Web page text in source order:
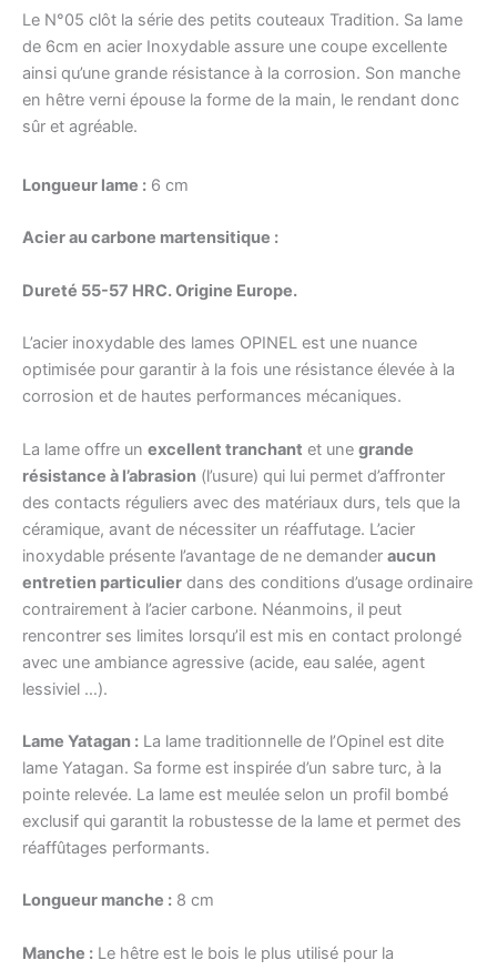
Le N°05 clôt la série des petits couteaux Tradition. Sa lame
de 6cm en acier Inoxydable assure une coupe excellente
ainsi qu’une grande résistance à la corrosion. Son manche
en hêtre verni épouse la forme de la main, le rendant donc
sûr et agréable.
Longueur lame : 6 cm
Acier au carbone martensitique :
Dureté 55-57 HRC. Origine Europe.
L’acier inoxydable des lames OPINEL est une nuance
optimisée pour garantir à la fois une résistance élevée à la
corrosion et de hautes performances mécaniques.
La lame offre un excellent tranchant et une grande
résistance à l’abrasion (l’usure) qui lui permet d’affronter
des contacts réguliers avec des matériaux durs, tels que la
céramique, avant de nécessiter un réaffutage. L’acier
inoxydable présente l’avantage de ne demander aucun
entretien particulier dans des conditions d’usage ordinaire
contrairement à l’acier carbone. Néanmoins, il peut
rencontrer ses limites lorsqu’il est mis en contact prolongé
avec une ambiance agressive (acide, eau salée, agent
lessiviel …).
Lame Yatagan : La lame traditionnelle de l’Opinel est dite
lame Yatagan. Sa forme est inspirée d’un sabre turc, à la
pointe relevée. La lame est meulée selon un profil bombé
exclusif qui garantit la robustesse de la lame et permet des
réaffûtages performants.
Longueur manche : 8 cm
Manche : Le hêtre est le bois le plus utilisé pour la